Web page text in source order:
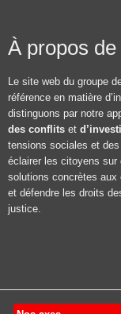
À propos de
Le site web du groupe
référence en matière
distinguons par notre
des conflits et
tensions sociales et
éclairer les citoyens sur
solutions concrètes aux
et défendre les droits
justice.